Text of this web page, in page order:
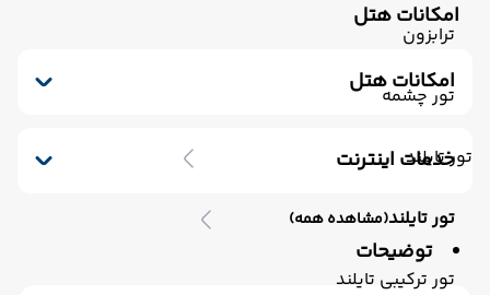
ترابزون
تور چشمه
تور تایلند
تور تایلند(مشاهده همه)
تور ترکیبی تایلند
امکانات هتل
امکانات هتل
مینی بار رایگان
خشکشویی
صندوق امانات
ماساژ
پذیرش 24 ساعته
کافه
اتاق چمدان
خدمات اینترنت
اینترنت بیسیم رایگان در اتاقها
توضیحات